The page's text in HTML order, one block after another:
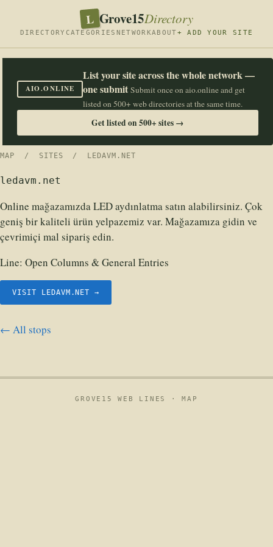
L Grove15Directory
DIRECTORY CATEGORIES NETWORKABOUT+ ADD YOUR SITE
AIO.ONLINE
List your site across the whole network —
one submit Submit once on aio.online and get
listed on 500+ web directories at the same time.
Get listed on 500+ sites →
MAP / SITES / LEDAVM.NET
ledavm.net
Online mağazamızda LED aydınlatma satın alabilirsiniz. Çok
geniş bir kaliteli ürün yelpazemiz var. Mağazamıza gidin ve
çevrimiçi mal sipariş edin.
Line: Open Columns & General Entries
VISIT LEDAVM.NET →
← All stops
GROVE15 WEB LINES ·MAP